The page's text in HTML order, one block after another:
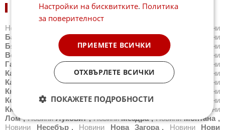
НОВИНИ ПО ГРАДОВЕ:
Новини
Новини
Банско
Новини Благоевград ,Новини Бургас
Новини
Бяла
Варна ,Новини Велико Търново
Новини
Велинград
Новини Видин ,Новини Враца
Новини
Габрово
Новини Добрич ,Новини Каварна
Новини
Казанлък
Новини Калофер , Новини Карлово
Новини
Карнобат
Новини Каспичан ,Новини Китен
Новини
Кнежа
Новини
Котел
,Новини Кресна ,Новини Кърджали
Новини
Кюстендил
Новини
Лом ,Новини Луковит ,Новини Мездра ,Новини Монтана ,
Новини
Несебър , Новини Нова Загора , Новини
Нови
Настройки на бисквитките. Политика
за поверителност
ПРИЕМЕТЕ ВСИЧКИ
ОТХВЪРЛЕТЕ ВСИЧКИ
ПОКАЖЕТЕ ПОДРОБНОСТИ